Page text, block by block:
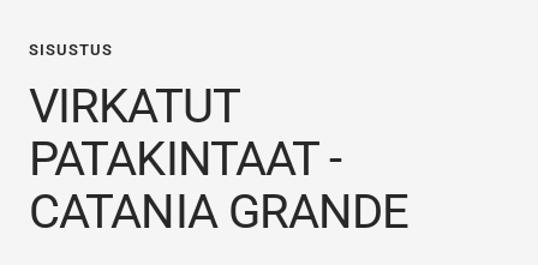
SISUSTUS
VIRKATUT
PATAKINTAAT -
CATANIA GRANDE